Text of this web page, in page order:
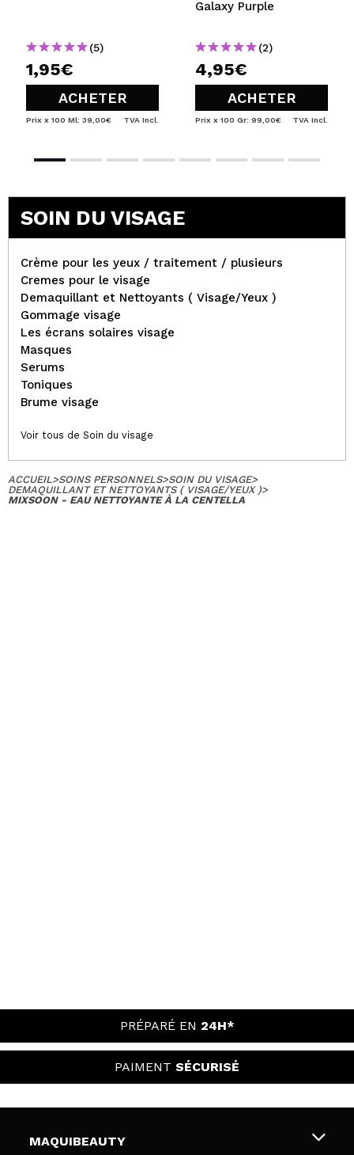
(5)
1,95€
ACHETER
Prix x 100 Ml: 39,00€ TVA Incl.
Galaxy Purple
(2)
4,95€
ACHETER
Prix x 100 Gr: 99,00€ TVA Incl.
SOIN DU VISAGE
Crème pour les yeux / traitement / plusieurs
Cremes pour le visage
Demaquillant et Nettoyants ( Visage/Yeux )
Gommage visage
Les écrans solaires visage
Masques
Serums
Toniques
Brume visage
Voir tous de Soin du visage
ACCUEIL>SOINS PERSONNELS>SOIN DU VISAGE>
DEMAQUILLANT ET NETTOYANTS ( VISAGE/YEUX )>
MIXSOON - EAU NETTOYANTE À LA CENTELLA
PRÉPARÉ EN 24H*
PAIMENT SÉCURISÉ
MAQUIBEAUTY